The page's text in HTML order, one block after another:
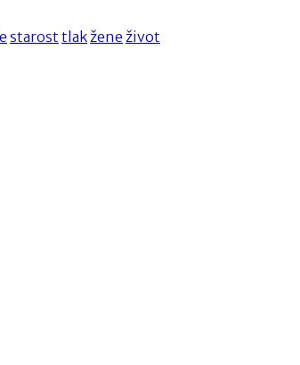
starost tlak žene život